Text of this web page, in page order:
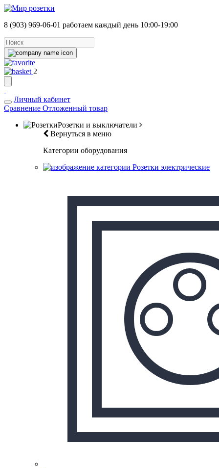
8 (903) 969-06-01 работаем каждый день 10:00-19:00
2
Личный кабинет
Сравнение Отложенный товар
Розетки и выключатели
Вернуться в меню
Категории оборудования
Розетки электрические